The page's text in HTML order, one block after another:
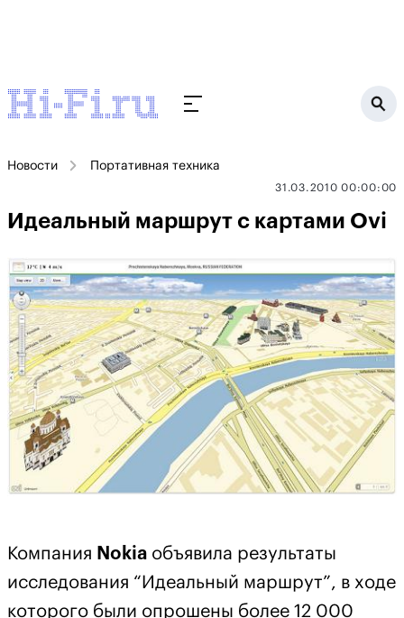
Новости Портативная техника
31.03.2010 00:00:00
Идеальный маршрут с картами Ovi
Компания Nokia объявила результаты
исследования “Идеальный маршрут”, в ходе
которого были опрошены более 12 000